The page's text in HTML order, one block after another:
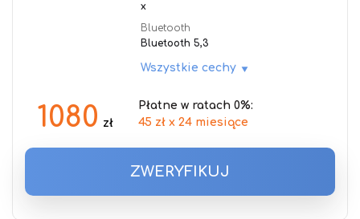
x
Bluetooth
Bluetooth 5,3
Wszystkie cechy
1080 zł
Płatne w ratach 0%:
45 zł x 24 miesiące
ZWERYFIKUJ